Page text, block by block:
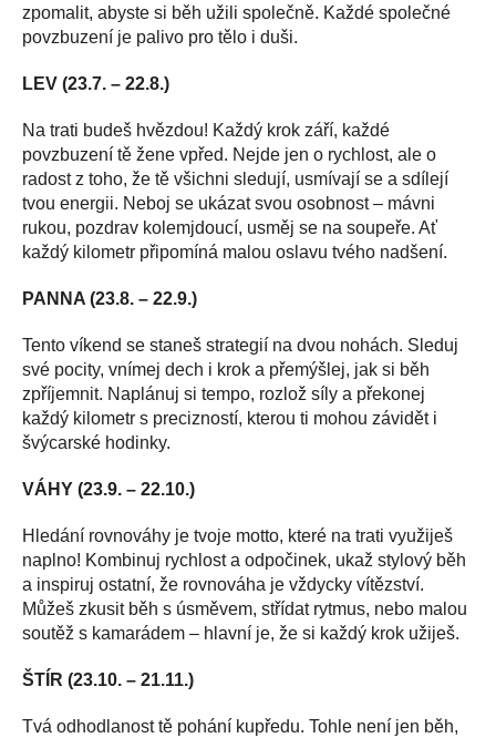
zpomalit, abyste si běh užili společně. Každé společné
povzbuzení je palivo pro tělo i duši.
LEV (23.7. – 22.8.)
Na trati budeš hvězdou! Každý krok září, každé
povzbuzení tě žene vpřed. Nejde jen o rychlost, ale o
radost z toho, že tě všichni sledují, usmívají se a sdílejí
tvou energii. Neboj se ukázat svou osobnost – mávni
rukou, pozdrav kolemjdoucí, usměj se na soupeře. Ať
každý kilometr připomíná malou oslavu tvého nadšení.
PANNA (23.8. – 22.9.)
Tento víkend se staneš strategií na dvou nohách. Sleduj
své pocity, vnímej dech i krok a přemýšlej, jak si běh
zpříjemnit. Naplánuj si tempo, rozlož síly a překonej
každý kilometr s precizností, kterou ti mohou závidět i
švýcarské hodinky.
VÁHY (23.9. – 22.10.)
Hledání rovnováhy je tvoje motto, které na trati využiješ
naplno! Kombinuj rychlost a odpočinek, ukaž stylový běh
a inspiruj ostatní, že rovnováha je vždycky vítězství.
Můžeš zkusit běh s úsměvem, střídat rytmus, nebo malou
soutěž s kamarádem – hlavní je, že si každý krok užiješ.
ŠTÍR (23.10. – 21.11.)
Tvá odhodlanost tě pohání kupředu. Tohle není jen běh,